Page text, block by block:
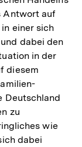
Antwort auf
einer sich
dabei den
in der
diesem
Deutschland
zu
wie
dabei